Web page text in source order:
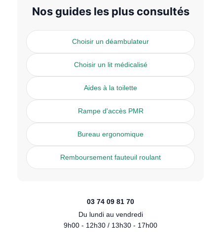
Nos guides les plus consultés
Choisir un déambulateur
Choisir un lit médicalisé
Aides à la toilette
Rampe d'accès PMR
Bureau ergonomique
Remboursement fauteuil roulant
03 74 09 81 70
Du lundi au vendredi
9h00 - 12h30 / 13h30 - 17h00